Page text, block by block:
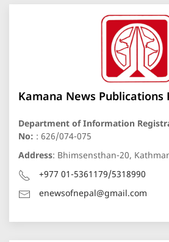
Kamana News Publications
Department of Information
No: : 626/074-075
Address: Bhimsensthan-20,
+977 01-5361179/5318990
enewsofnepal@gmail.com